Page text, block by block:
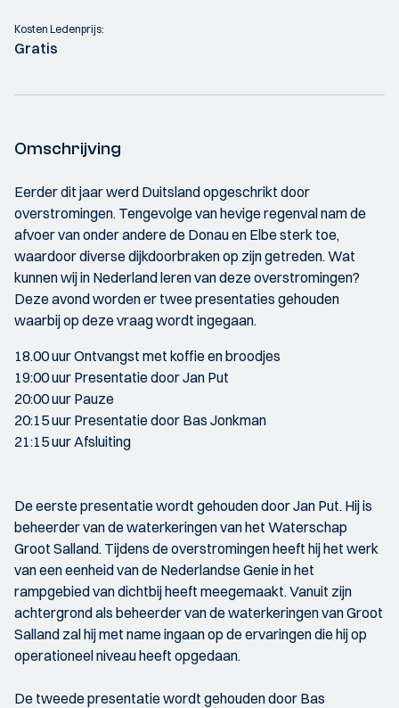
Kosten Ledenprijs:
Gratis
Omschrijving
Eerder dit jaar werd Duitsland opgeschrikt door
overstromingen. Tengevolge van hevige regenval nam de
afvoer van onder andere de Donau en Elbe sterk toe,
waardoor diverse dijkdoorbraken op zijn getreden. Wat
kunnen wij in Nederland leren van deze overstromingen?
Deze avond worden er twee presentaties gehouden
waarbij op deze vraag wordt ingegaan.
18.00 uur Ontvangst met koffie en broodjes
19:00 uur Presentatie door Jan Put
20:00 uur Pauze
20:15 uur Presentatie door Bas Jonkman
21:15 uur Afsluiting
De eerste presentatie wordt gehouden door Jan Put. Hij is
beheerder van de waterkeringen van het Waterschap
Groot Salland. Tijdens de overstromingen heeft hij het werk
van een eenheid van de Nederlandse Genie in het
rampgebied van dichtbij heeft meegemaakt. Vanuit zijn
achtergrond als beheerder van de waterkeringen van Groot
Salland zal hij met name ingaan op de ervaringen die hij op
operationeel niveau heeft opgedaan.
De tweede presentatie wordt gehouden door Bas